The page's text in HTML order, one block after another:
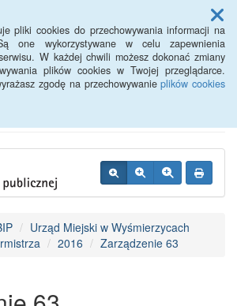
pliki cookies do przechowywania informacji na
one wykorzystywane w celu zapewnienia
W każdej chwili możesz dokonać zmiany
plików cookies w Twojej przeglądarce.
zgodę na przechowywanieplików cookies
Menu
Miejski
Urząd Miejski w Wyśmierzycach
2016 Zarządzenie 63